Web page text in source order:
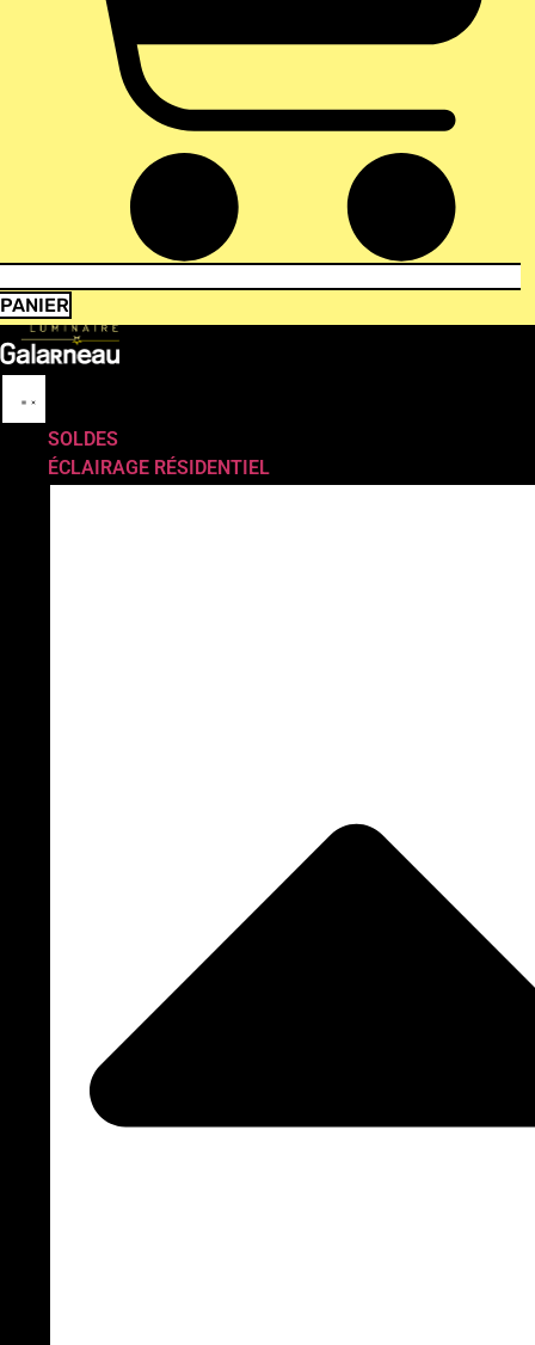
PANIER
SOLDES
ÉCLAIRAGE RÉSIDENTIEL